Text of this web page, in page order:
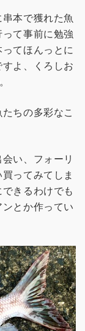
本で獲れた魚
て事前に勉強
てほんっとに
よ、くろしお
ちの多彩なこ
い、フォーリ
ってみてしま
きるわけでも
とか作ってい